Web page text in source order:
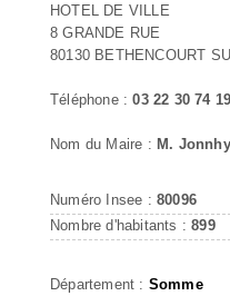
HOTEL DE VILLE
8 GRANDE RUE
80130 BETHENCOURT
Téléphone :03 22 30 74 19
Nom du Maire : M.
Numéro Insee : 80096
Nombre d'habitants :899
Département : Somme